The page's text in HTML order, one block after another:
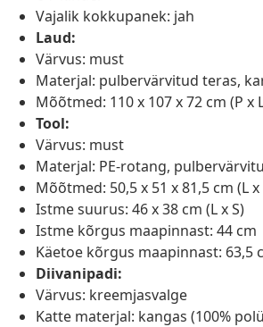
Vajalik kokkupanek: jah
Laud:
Värvus: must
Materjal: pulbervärvitud teras,
Mõõtmed: 110 x 107 x 72 cm (P x
Tool:
Värvus: must
Materjal: PE-rotang,
Mõõtmed: 50,5 x 51 x 81,5 cm (L x
Istme suurus: 46 x 38 cm (L x S)
Istme kõrgus maapinnast: 44 cm
Käetoe kõrgus maapinnast: 63,5
Diivanipadi:
Värvus: kreemjasvalge
Katte materjal: kangas (100%